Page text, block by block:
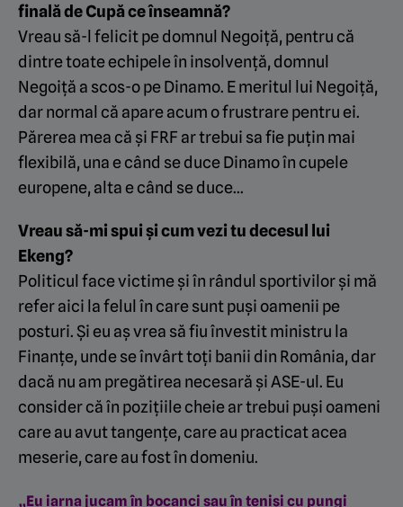
finală de Cupă ce înseamnă?
Vreau să-l felicit pe domnul Negoiță, pentru că
dintre toate echipele în insolvență, domnul
Negoiță a scos-o pe Dinamo. E meritul lui Negoiță,
dar normal că apare acum o frustrare pentru ei.
Părerea mea că și FRF ar trebui sa fie puțin mai
flexibilă, una e când se duce Dinamo în cupele
europene, alta e când se duce…
Vreau să-mi spui și cum vezi tu decesul lui
Ekeng?
Politicul face victime și în rândul sportivilor și mă
refer aici la felul în care sunt puși oamenii pe
posturi. Și eu aș vrea să fiu învestit ministru la
Finanțe, unde se învârt toți banii din România, dar
dacă nu am pregătirea necesară și ASE-ul. Eu
consider că în pozițiile cheie ar trebui puși oameni
care au avut tangențe, care au practicat acea
meserie, care au fost în domeniu.
„Eu iarna jucam în bocanci sau în teniși cu pungi